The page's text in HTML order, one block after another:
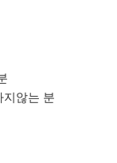
않는 분